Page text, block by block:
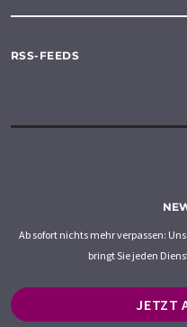
RSS-FEEDS
Ab sofort nichts mehr verpassen:
bringt Sie jeden
JETZT